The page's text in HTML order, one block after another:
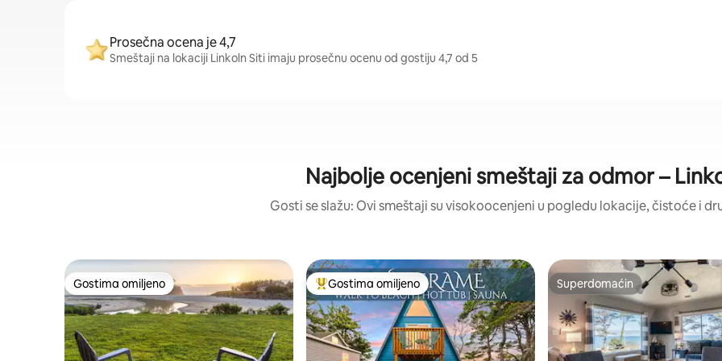
Prosečna ocena je 4,7
Smeštaji na lokaciji Linkoln Siti imaju prosečnu ocenu od gostiju 4,7 od 5
Najbolje ocenjeni smeštaji za odmor –
Gosti se slažu: Ovi smeštaji su visokoocenjeni u pogledu lokacije, čistoće i
Gostima omiljeno
Gostima omiljeno Najuspešniji među gostima omiljenim
Gostima omiljeno Superdomaćin
Superdomaćin